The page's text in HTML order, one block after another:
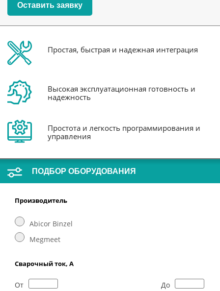
Оставить заявку
Простая, быстрая и надежная интеграция
Высокая эксплуатационная готовность и
надежность
Простота и легкость программирования и
управления
ПОДБОР ОБОРУДОВАНИЯ
Производитель
Abicor Binzel
Megmeet
Сварочный ток, А
От До